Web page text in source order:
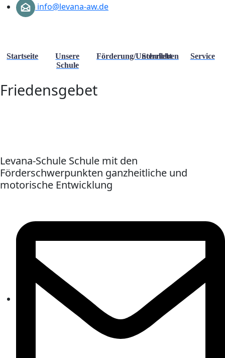
info@levana-aw.de
Startseite
Unsere
Schule
Förderung/Unterricht
Schulleben Service
Friedensgebet
Levana-Schule Schule mit den
Förderschwerpunkten ganzheitliche und
motorische Entwicklung